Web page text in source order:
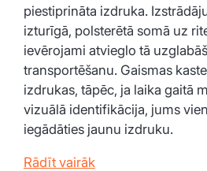
piestiprināta izdruka.
izturīgā, polsterētā somā uz
ievērojami atvieglo tā
transportēšanu. Gaismas
izdrukas, tāpēc, ja laika gaitā
vizuālā identifikācija, jums
iegādāties jaunu izdruku.
Rādīt vairāk